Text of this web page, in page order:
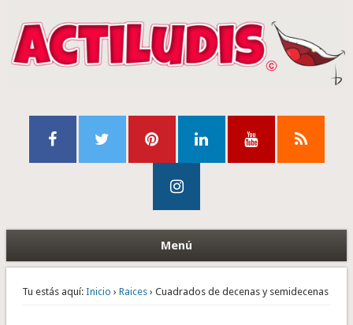
Menú
Tu estás aquí: Inicio › Raices› Cuadrados de decenas y semidecenas